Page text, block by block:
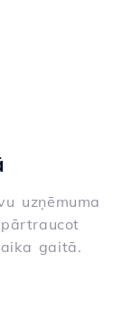
uzņēmuma
gaitā.